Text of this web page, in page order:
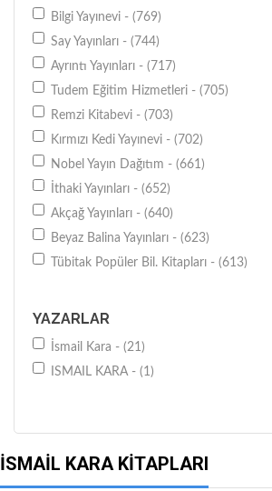
Bilgi Yayınevi - (769)
Say Yayınları - (744)
Ayrıntı Yayınları - (717)
Tudem Eğitim Hizmetleri - (705)
Remzi Kitabevi - (703)
Kırmızı Kedi Yayınevi - (702)
Nobel Yayın Dağıtım - (661)
İthaki Yayınları - (652)
Akçağ Yayınları - (640)
Beyaz Balina Yayınları - (623)
Tübitak Popüler Bil. Kitapları - (613)
YAZARLAR
İsmail Kara - (21)
ISMAIL KARA - (1)
İSMAIL KARA KITAPLARI